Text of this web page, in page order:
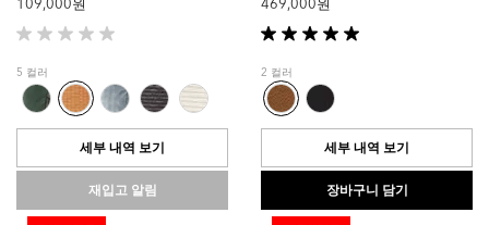
109,000 원
별
5
개
중
0.0
입
다.
5 컬러
세부 내역 보기
재입고 알림
469,000 원
별
5
개
중
5.0
입
다.
2 컬러
세부 내역 보기
장바구니 담기